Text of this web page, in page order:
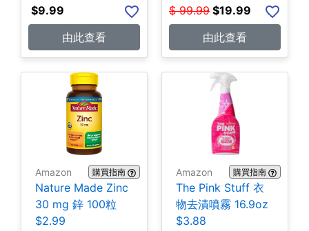
$9.99
由此查看
$ 99.99 $19.99
由此查看
Amazon 購買指南
Nature Made Zinc
30 mg 鋅 100粒
$2.99
Amazon 購買指南
The Pink Stuff 衣
物去漬噴霧 16.9oz
$3.88